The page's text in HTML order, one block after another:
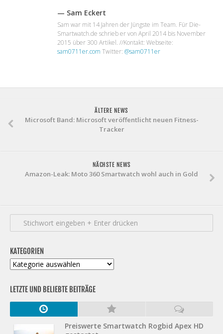
— Sam Eckert
Sam war mit 14 Jahren der Jüngste im Team. Für Die-
Smartwatch.de schrieb er von April 2014 bis November
2015 über 300 Artikel. //Kontakt: Webseite:
sam0711er.com Twitter: @sam0711er
ÄLTERE NEWS
Microsoft Band: Microsoft veröffentlicht neuen Fitness-
Tracker
NÄCHSTE NEWS
Amazon-Leak: Moto 360 Smartwatch wohl auch in Gold
KATEGORIEN
Kategorien
LETZTE UND BELIEBTE BEITRÄGE
Preiswerte Smartwatch Rogbid Apex HD